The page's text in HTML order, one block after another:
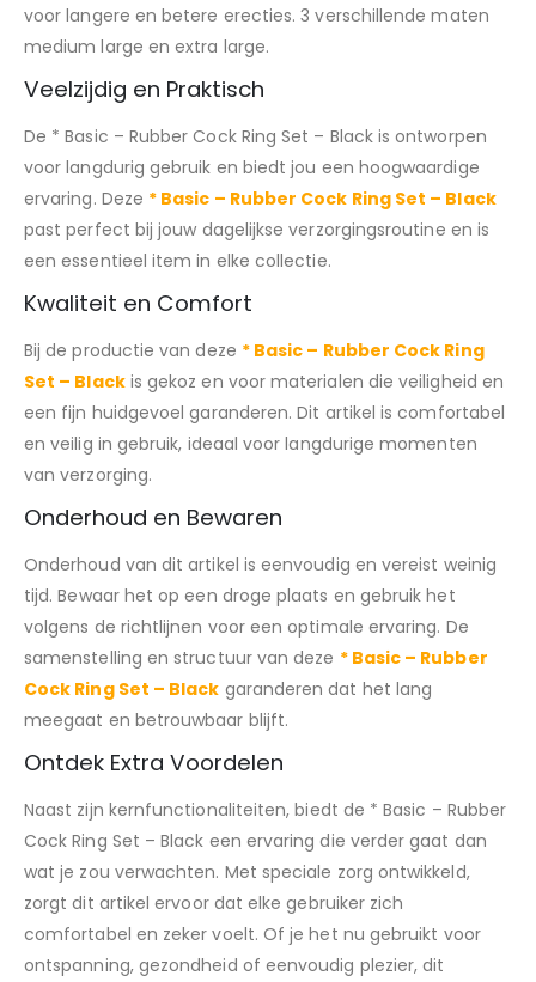
voor langere en betere erecties. 3 verschillende maten
medium large en extra large.
Veelzijdig en Praktisch
De * Basic – Rubber Cock Ring Set – Black is ontworpen
voor langdurig gebruik en biedt jou een hoogwaardige
ervaring. Deze * Basic – Rubber Cock Ring Set – Black
past perfect bij jouw dagelijkse verzorgingsroutine en is
een essentieel item in elke collectie.
Kwaliteit en Comfort
Bij de productie van deze * Basic – Rubber Cock Ring
Set – Blackis gekoz en voor materialen die veiligheid en
een fijn huidgevoel garanderen. Dit artikel is comfortabel
en veilig in gebruik, ideaal voor langdurige momenten
van verzorging.
Onderhoud en Bewaren
Onderhoud van dit artikel is eenvoudig en vereist weinig
tijd. Bewaar het op een droge plaats en gebruik het
volgens de richtlijnen voor een optimale ervaring. De
samenstelling en structuur van deze * Basic – Rubber
Cock Ring Set – Black garanderen dat het lang
meegaat en betrouwbaar blijft.
Ontdek Extra Voordelen
Naast zijn kernfunctionaliteiten, biedt de * Basic – Rubber
Cock Ring Set – Black een ervaring die verder gaat dan
wat je zou verwachten. Met speciale zorg ontwikkeld,
zorgt dit artikel ervoor dat elke gebruiker zich
comfortabel en zeker voelt. Of je het nu gebruikt voor
ontspanning, gezondheid of eenvoudig plezier, dit